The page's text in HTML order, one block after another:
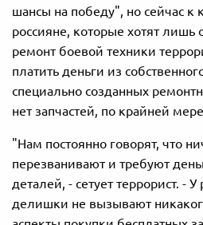
шансы на победу", но сейчас
россияне, которые хотят лишь
ремонт боевой техники
платить деньги из
специально созданных
нет запчастей, по крайней
"Нам постоянно говорят, что
перезванивают и требуют
деталей, - сетует террорист. - У
делишки не вызывают